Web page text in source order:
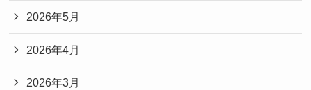
2026年5月
2026年4月
2026年3月